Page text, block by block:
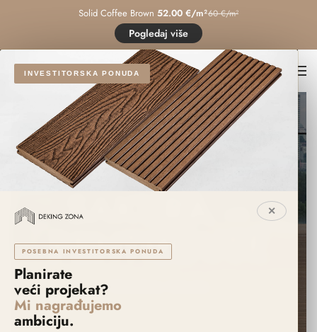
INVESTITORSKA PONUDA
✕
POSEBNA INVESTITORSKA PONUDA
Planirate
veći projekat?
Mi nagrađujemo
ambiciju.
SAKURA –
PENTHOUSE
Solid Coffee Brown 52.00 €/m²60 €/m²
Pogledaj više